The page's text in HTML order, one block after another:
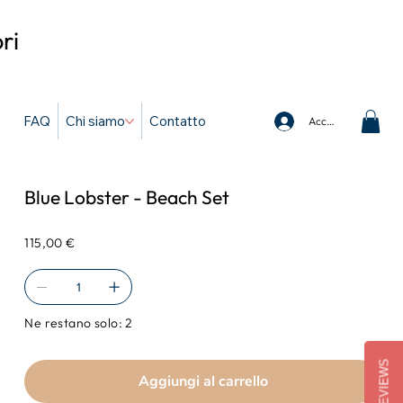
Accedi
FAQ Chi siamo Contatto
Blue Lobster - Beach Set
115,00 €
Ne restano solo: 2
Aggiungi al carrello REVIEWS